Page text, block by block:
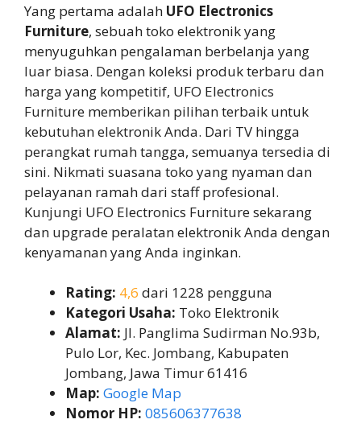
Yang pertama adalah UFO Electronics
Furniture, sebuah toko elektronik yang
menyuguhkan pengalaman berbelanja yang
luar biasa. Dengan koleksi produk terbaru dan
harga yang kompetitif, UFO Electronics
Furniture memberikan pilihan terbaik untuk
kebutuhan elektronik Anda. Dari TV hingga
perangkat rumah tangga, semuanya tersedia di
sini. Nikmati suasana toko yang nyaman dan
pelayanan ramah dari staff profesional.
Kunjungi UFO Electronics Furniture sekarang
dan upgrade peralatan elektronik Anda dengan
kenyamanan yang Anda inginkan.
Rating: 4,6 dari 1228 pengguna
Kategori Usaha: Toko Elektronik
Alamat: Jl. Panglima Sudirman No.93b,
Pulo Lor, Kec. Jombang, Kabupaten
Jombang, Jawa Timur 61416
Map: Google Map
Nomor HP: 085606377638